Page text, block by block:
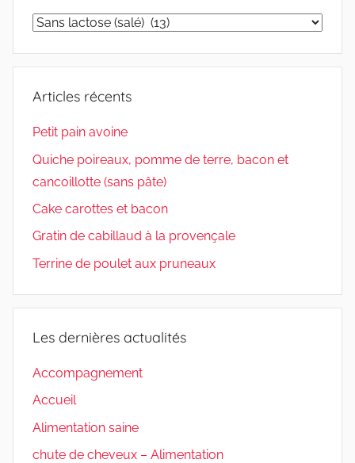
Par
Articles récents
Petit pain avoine
Quiche poireaux, pomme de terre, bacon et
cancoillotte (sans pâte)
Cake carottes et bacon
Gratin de cabillaud à la provençale
Terrine de poulet aux pruneaux
Les dernières actualités
Accompagnement
Accueil
Alimentation saine
chute de cheveux – Alimentation